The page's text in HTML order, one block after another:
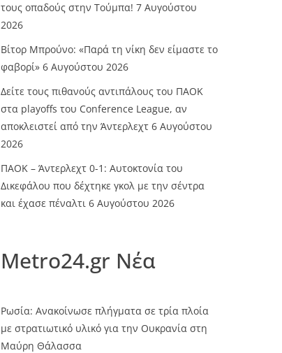
τους οπαδούς στην Τούμπα! 7 Αυγούστου
2026
Βίτορ Μπρούνο: «Παρά τη νίκη δεν είμαστε το
φαβορί» 6 Αυγούστου 2026
Δείτε τους πιθανούς αντιπάλους του ΠΑΟΚ
στα playoffs του Conference League, αν
αποκλειστεί από την Άντερλεχτ 6 Αυγούστου
2026
ΠΑΟΚ – Άντερλεχτ 0-1: Αυτοκτονία του
Δικεφάλου που δέχτηκε γκολ με την σέντρα
και έχασε πέναλτι 6 Αυγούστου 2026
Metro24.gr Νέα
Ρωσία: Ανακοίνωσε πλήγματα σε τρία πλοία
με στρατιωτικό υλικό για την Ουκρανία στη
Μαύρη Θάλασσα